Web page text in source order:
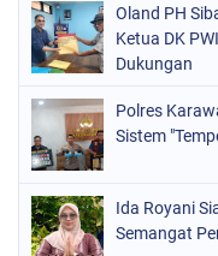
Oland PH
Ketua DK
Dukungan
Polres
Sistem
Ida Royani
Semangat